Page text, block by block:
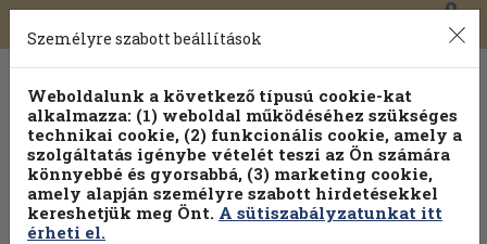
Toggle
navigation
0
Személyre szabott beállítások
Weboldalunk a következő típusú cookie-kat
alkalmazza: (1) weboldal működéséhez szükséges
technikai cookie, (2) funkcionális cookie, amely a
szolgáltatás igénybe vételét teszi az Ön számára
könnyebbé és gyorsabbá, (3) marketing cookie,
amely alapján személyre szabott hirdetésekkel
kereshetjük meg Önt. A sütiszabályzatunkat itt
érheti el.